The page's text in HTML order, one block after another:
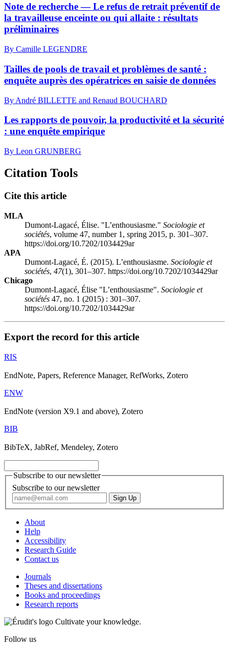
Note de recherche — Le refus de retrait préventif de
la travailleuse enceinte ou qui allaite : résultats
préliminaires
By Camille LEGENDRE
Tailles de pools de travail et problèmes de santé :
enquête auprès des opératrices en saisie de données
By André BILLETTE and Renaud BOUCHARD
Les rapports de pouvoir, la productivité et la sécurité
: une enquête empirique
By Leon GRUNBERG
Citation Tools
Cite this article
MLA
Dumont-Lagacé, Élise. "L’enthousiasme." Sociologie et
sociétés, volume 47, number 1, spring 2015, p. 301–307.
https://doi.org/10.7202/1034429ar
APA
Dumont-Lagacé, É. (2015). L’enthousiasme. Sociologie et
sociétés, 47(1), 301–307. https://doi.org/10.7202/1034429ar
Chicago
Dumont-Lagacé, Élise "L’enthousiasme". Sociologie et
sociétés 47, no. 1 (2015) : 301–307.
https://doi.org/10.7202/1034429ar
Export the record for this article
RIS
EndNote, Papers, Reference Manager, RefWorks, Zotero
ENW
EndNote (version X9.1 and above), Zotero
BIB
BibTeX, JabRef, Mendeley, Zotero
Subscribe to our newsletter
Subscribe to our newsletter
About
Help
Accessibility
Research Guide
Contact us
Journals
Theses and dissertations
Books and proceedings
Research reports
Cultivate your knowledge.
Follow us